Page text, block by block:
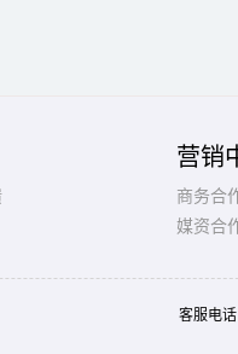
营销
商务合
媒资合
客服电